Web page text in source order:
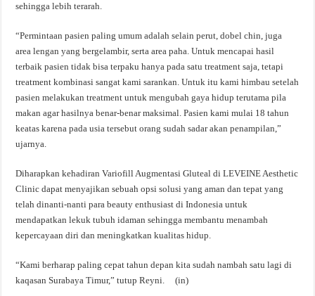
sehingga lebih terarah.
“Permintaan pasien paling umum adalah selain perut, dobel chin, juga
area lengan yang bergelambir, serta area paha. Untuk mencapai hasil
terbaik pasien tidak bisa terpaku hanya pada satu treatment saja, tetapi
treatment kombinasi sangat kami sarankan. Untuk itu kami himbau setelah
pasien melakukan treatment untuk mengubah gaya hidup terutama pila
makan agar hasilnya benar-benar maksimal. Pasien kami mulai 18 tahun
keatas karena pada usia tersebut orang sudah sadar akan penampilan,”
ujarnya.
Diharapkan kehadiran Variofill Augmentasi Gluteal di LEVEINE Aesthetic
Clinic dapat menyajikan sebuah opsi solusi yang aman dan tepat yang
telah dinanti-nanti para beauty enthusiast di Indonesia untuk
mendapatkan lekuk tubuh idaman sehingga membantu menambah
kepercayaan diri dan meningkatkan kualitas hidup.
“Kami berharap paling cepat tahun depan kita sudah nambah satu lagi di
kaqasan Surabaya Timur,” tutup Reyni. (in)